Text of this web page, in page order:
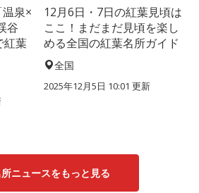
泉×
谷
紅葉
12月6日・7日の紅葉見頃は
ここ！まだまだ見頃を楽し
める全国の紅葉名所ガイド
全国
2025年12月5日 10:01 更新
ニュースをもっと見る